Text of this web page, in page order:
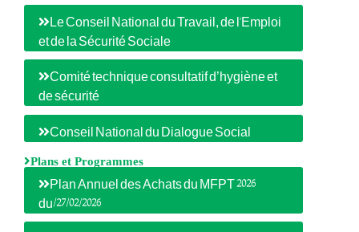
Le Conseil National du Travail, de l'Emploi
et de la Sécurité Sociale
Comité technique consultatif d’hygiène et
de sécurité
Conseil National du Dialogue Social
Plans et Programmes
Plan Annuel des Achats du MFPT 2026
du/27/02/2026